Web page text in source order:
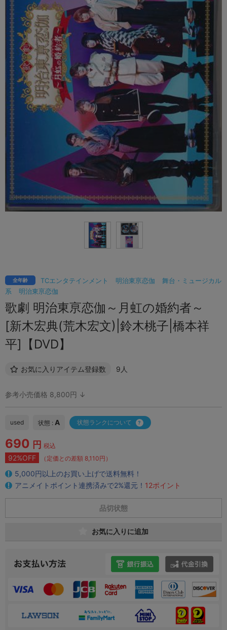
TCエンタテインメント 明治東亰恋伽
舞台・ミュージカル
系
明治東亰恋伽
全年齢
歌劇 明治東亰恋伽～月虹の婚約者～
[新木宏典(荒木宏文)|鈴木桃子|橋本祥
平]【DVD】
お気に入りアイテム登録数 9人
参考小売価格 8,800円 ↓
used 状態 : A 状態ランクについて
690 円 税込
92%OFF （定価との差額 8,110円）
5,000円以上のお買い上げで送料無料！
アニメイトポイント連携済みで2%還元！ 12ポイント
品切状態
お気に入りに追加